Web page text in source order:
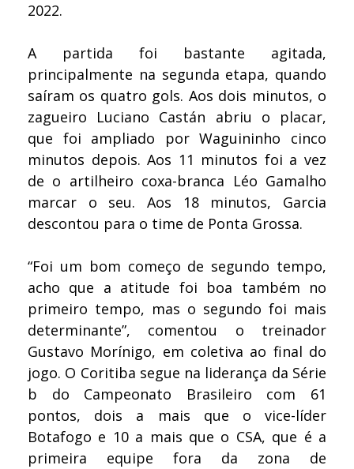
2022.
A partida foi bastante agitada,
principalmente na segunda etapa, quando
saíram os quatro gols. Aos dois minutos, o
zagueiro Luciano Castán abriu o placar,
que foi ampliado por Waguininho cinco
minutos depois. Aos 11 minutos foi a vez
de o artilheiro coxa-branca Léo Gamalho
marcar o seu. Aos 18 minutos, Garcia
descontou para o time de Ponta Grossa.
“Foi um bom começo de segundo tempo,
acho que a atitude foi boa também no
primeiro tempo, mas o segundo foi mais
determinante”, comentou o treinador
Gustavo Morínigo, em coletiva ao final do
jogo. O Coritiba segue na liderança da Série
b do Campeonato Brasileiro com 61
pontos, dois a mais que o vice-líder
Botafogo e 10 a mais que o CSA, que é a
primeira equipe fora da zona de